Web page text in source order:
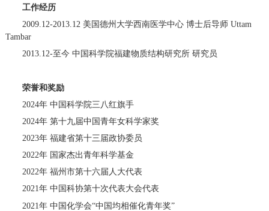
工作经历
2009.12-2013.12 美国德州大学西南医学中心 博士后导师 Uttam
Tambar
2013.12-至今 中国科学院福建物质结构研究所 研究员
荣誉和奖励
2024年 中国科学院三八红旗手
2024年 第十九届中国青年女科学家奖
2023年 福建省第十三届政协委员
2022年 国家杰出青年科学基金
2022年 福州市第十六届人大代表
2021年 中国科协第十次代表大会代表
2021年 中国化学会“中国均相催化青年奖”